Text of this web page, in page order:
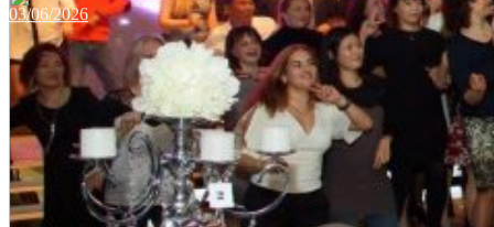
03/06/2026